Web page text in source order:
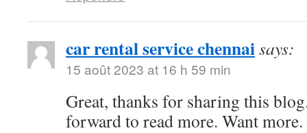
car rental service chennaisays:
15 août 2023 at 16 h 59 min
Great, thanks for sharing this
forward to read more. Want more.